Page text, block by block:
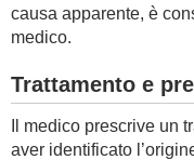
causa apparente, è
medico.
Trattamento e
Il medico prescrive un
aver identificato